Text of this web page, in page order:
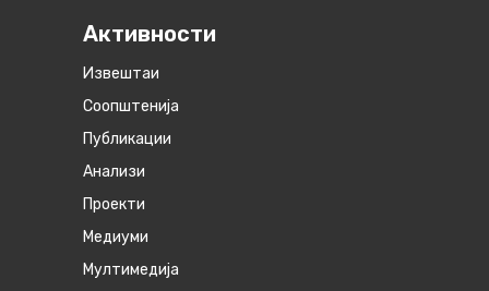
Активности
Извештаи
Соопштенија
Публикации
Анализи
Проекти
Медиуми
Мултимедија